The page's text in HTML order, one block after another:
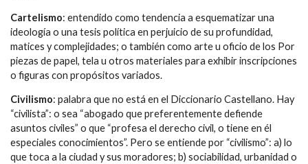
Cartelismo: entendido como tendencia a esquematizar una
ideología o una tesis política en perjuicio de su profundidad,
matices y complejidades; o también como arte u oficio de los Por
piezas de papel, tela u otros materiales para exhibir inscripciones
o figuras con propósitos variados.
Civilismo: palabra que no está en el Diccionario Castellano. Hay
“civilista”: o sea “abogado que preferentemente defiende
asuntos civiles” o que “profesa el derecho civil, o tiene en él
especiales conocimientos”. Pero se entiende por “civilismo”: a) lo
que toca a la ciudad y sus moradores; b) sociabilidad, urbanidad o